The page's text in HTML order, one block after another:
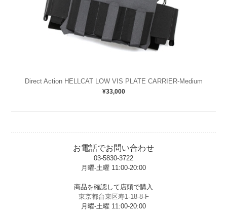
Direct Action HELLCAT LOW VIS PLATE CARRIER-Medium
¥33,000
お電話でお問い合わせ
03-5830-3722
月曜-土曜 11:00-20:00
商品を確認して店頭で購入
東京都台東区寿1-18-8-F
月曜-土曜 11:00-20:00